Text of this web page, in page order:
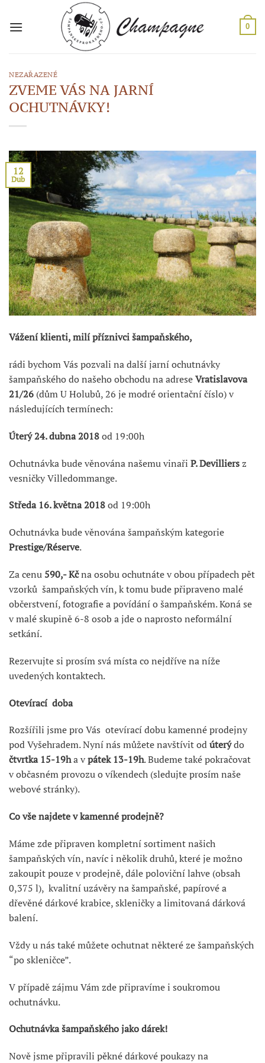
0
NEZAŘAZENÉ
ZVEME VÁS NA JARNÍ
OCHUTNÁVKY!
12
Dub
Vážení klienti, milí příznivci šampaňského,
rádi bychom Vás pozvali na další jarní ochutnávky
šampaňského do našeho obchodu na adreseVratislavova
21/26 (dům U Holubů, 26 je modré orientační číslo) v
následujících termínech:
Úterý 24. dubna 2018od 19:00h
Ochutnávka bude věnována našemu vinaři P. Devilliersz
vesničky Villedommange.
Středa 16. května 2018od 19:00h
Ochutnávka bude věnována šampaňským kategorie
Prestige/Réserve.
Za cenu 590,- Kčna osobu ochutnáte v obou případech pět
vzorků šampaňských vín, k tomu bude připraveno malé
občerstvení, fotografie a povídání o šampaňském. Koná se
v malé skupině 6-8 osob a jde o naprosto neformální
setkání.
Rezervujte si prosím svá místa co nejdříve na níže
uvedených kontaktech.
Otevírací doba
Rozšířili jsme pro Vás otevírací dobu kamenné prodejny
pod Vyšehradem. Nyní nás můžete navštívit odúterýdo
čtvrtka 15-19ha vpátek 13-19h. Budeme také pokračovat
v občasném provozu o víkendech (sledujte prosím naše
webové stránky).
Co vše najdete v kamenné prodejně?
Máme zde připraven kompletní sortiment našich
šampaňských vín, navíc i několik druhů, které je možno
zakoupit pouze v prodejně, dále poloviční lahve (obsah
0,375 l), kvalitní uzávěry na šampaňské, papírové a
dřevěné dárkové krabice, skleničky a limitovaná dárková
balení.
Vždy u nás také můžete ochutnat některé ze šampaňských
“po skleničce”.
V případě zájmu Vám zde připravíme i soukromou
ochutnávku.
Ochutnávka šampaňského jako dárek!
Nově jsme připravili pěkné dárkové poukazy na